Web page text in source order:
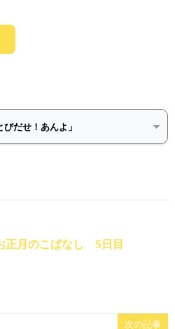
正月のこばなし 5日目
次の記事